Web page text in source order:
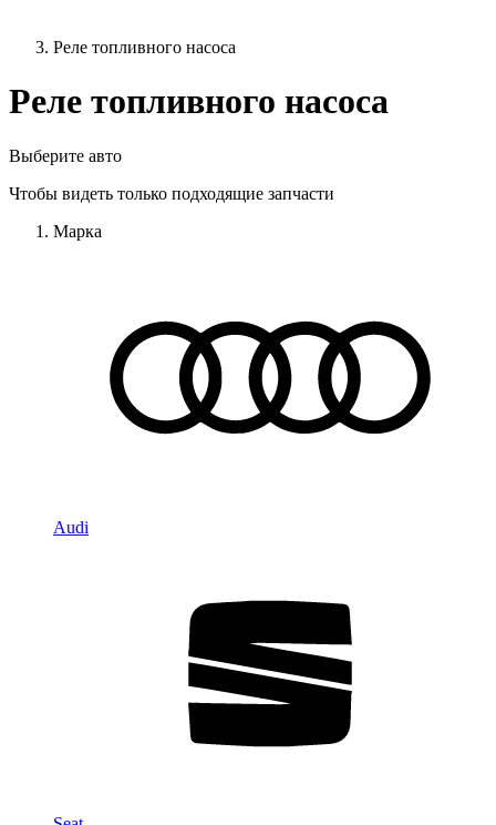
Реле топливного насоса
Реле топливного насоса
Выберите авто
Чтобы видеть только подходящие запчасти
Марка
Audi